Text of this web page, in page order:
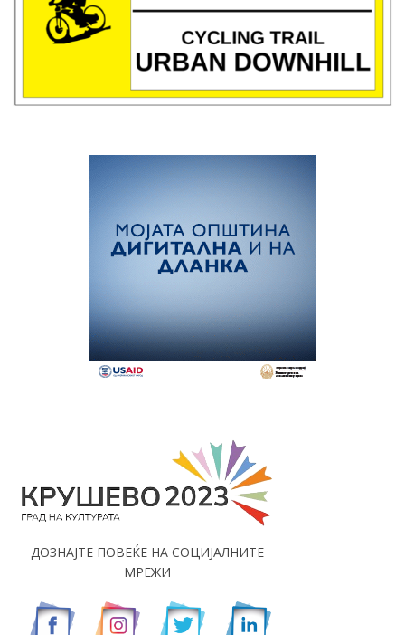
ДОЗНАЈТЕ ПОВЕЌЕ НА СОЦИЈАЛНИТЕ
МРЕЖИ